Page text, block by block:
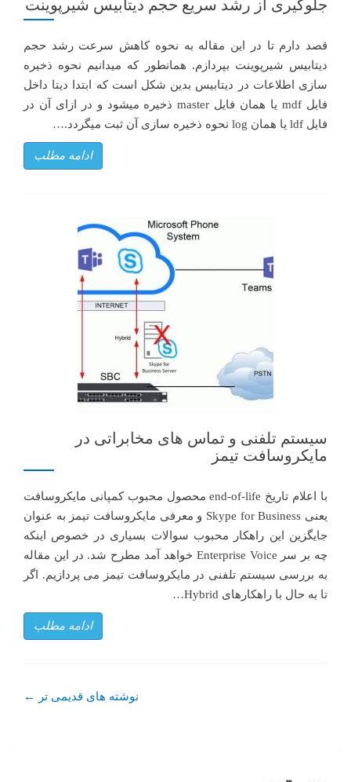
جلوگیری از رشد سریع حجم دیتابیس شیرپوینت
قصد دارم تا در این مقاله به نحوه کاهش سرعت رشد حجم
دیتابیس شیرپوینت بپردازم. همانطور که میدانیم نحوه ذخیره
سازی اطلاعات در دیتابیس بدین شکل است که ابتدا دیتا داخل
فایل mdf یا همان فایل master ذخیره میشود و در ازای آن در
فایل ldf یا همان log نحوه ذخیره سازی آن ثبت میگردد.…
ادامه مطلب
سیستم تلفنی و تماس های مخابراتی در
مایکروسافت تیمز
با اعلام تاریخ end-of-life محصول محبوب کمپانی مایکروسافت
یعنی Skype for Business و معرفی مایکروسافت تیمز به عنوان
جایگزین این راهکار محبوب سوالات بسیاری در خصوص اینکه
چه بر سر Enterprise Voice خواهد آمد مطرح شد. در این مقاله
به بررسی سیستم تلفنی در مایکروسافت تیمز می پردازیم. اگر
تا به حال با راهکارهای Hybrid…
ادامه مطلب
نوشته های قدیمی تر ←